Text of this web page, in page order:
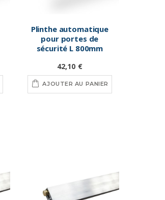
Plinthe automatique
pour portes de
sécurité L 800mm
42,10 €
AJOUTER AU PANIER